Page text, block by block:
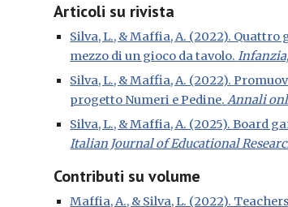
Articoli su rivista
Silva, L., & Maffia, A. (2022).
mezzo di un gioco da tavolo.
Silva, L., & Maffia, A. (2022).
progetto Numeri e Pedine.Annali
Silva, L., & Maffia, A. (2025). Board
Italian Journal of Educational
Contributi su volume
Maffia, A., & Silva, L. (2022).